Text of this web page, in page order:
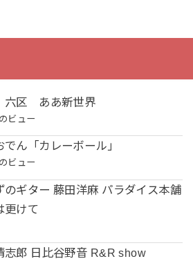
区 ああ新世界
ビュー
でん「カレーボール」
ビュー
のギター 藤田洋麻 パラダイス本舗
更けて
志郎 日比谷野音 R&R show